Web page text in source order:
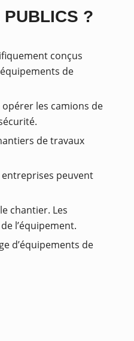
PUBLICS ?
conçus
de
les camions de
de travaux
entreprises peuvent
chantier. Les
l’équipement.
d’équipements de